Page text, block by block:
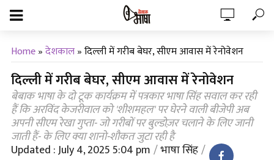
Home»देशकाल»दिल्ली में गरीब बेघर, सीएम आवास में रेनोवेशन
दिल्ली में गरीब बेघर, सीएम आवास में रेनोवेशन
बेबाक भाषा के दो टूक कार्यक्रम में पत्रकार भाषा सिंह सवाल कर रही
हैं कि अरविंद केजरीवाल को 'शीशमहल' पर घेरने वाली बीजेपी अब
अपनी सीएम रेखा गुप्ता- जो गरीबों पर बुल्डोज़र चलाने के लिए जानी
जाती हैं- के लिए क्या शानो-शौकत जुटा रही है
Updated : July 4, 2025 5:04 pm भाषा सिंह